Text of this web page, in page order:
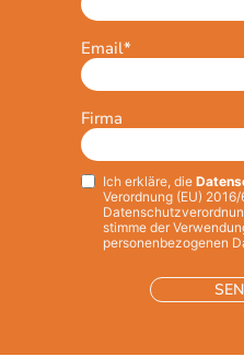
Email*
Firma
Privacy*
Ich erkläre, die
Verordnung (EU)
stimme der
personenbezogenen